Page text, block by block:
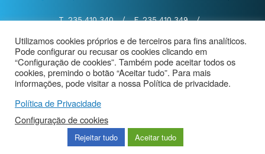
T. 235 410 340 / F. 235 410 349
/
@Município de Tábua | Mapa do Portal
|
Politica de Privacidade
|
Aviso de Privacidade - Videovigilância
Utilizamos cookies próprios e de terceiros para fins analíticos.
Pode configurar ou recusar os cookies clicando em
“Configuração de cookies”. Também pode aceitar todos os
cookies, premindo o botão “Aceitar tudo”. Para mais
informações, pode visitar a nossa Política de privacidade.
Política de Privacidade
Configuração de cookies
Rejeitar tudo Aceitar tudo